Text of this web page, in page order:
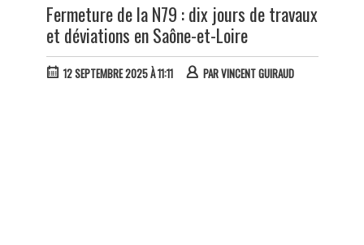
Fermeture de la N79 : dix jours de travaux
et déviations en Saône-et-Loire
12 SEPTEMBRE 2025 À 11:11 PARVINCENT GUIRAUD